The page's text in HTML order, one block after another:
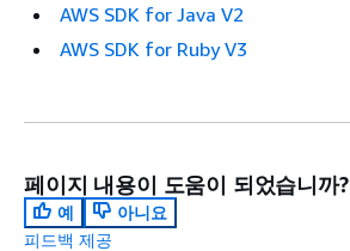
AWS SDK for Java V2
AWS SDK for Ruby V3
페이지 내용이 도움이 되었습니까?
예
아니요
피드백 제공